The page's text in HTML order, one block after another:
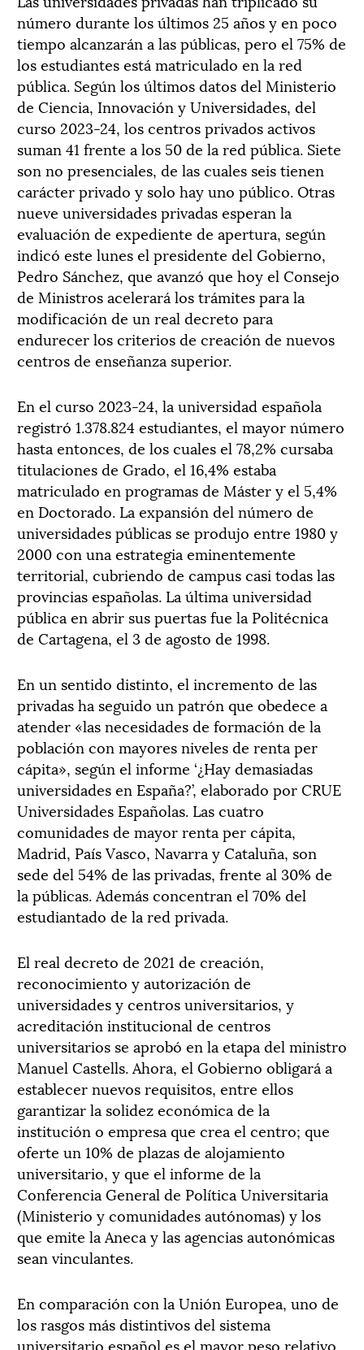
número durante los últimos 25 años y en poco
tiempo alcanzarán a las públicas, pero el 75% de
los estudiantes está matriculado en la red
pública. Según los últimos datos del Ministerio
de Ciencia, Innovación y Universidades, del
curso 2023-24, los centros privados activos
suman 41 frente a los 50 de la red pública. Siete
son no presenciales, de las cuales seis tienen
carácter privado y solo hay uno público. Otras
nueve universidades privadas esperan la
evaluación de expediente de apertura, según
indicó este lunes el presidente del Gobierno,
Pedro Sánchez, que avanzó que hoy el Consejo
de Ministros acelerará los trámites para la
modificación de un real decreto para
endurecer los criterios de creación de nuevos
centros de enseñanza superior.
En el curso 2023-24, la universidad española
registró 1.378.824 estudiantes, el mayor número
hasta entonces, de los cuales el 78,2% cursaba
titulaciones de Grado, el 16,4% estaba
matriculado en programas de Máster y el 5,4%
en Doctorado. La expansión del número de
universidades públicas se produjo entre 1980 y
2000 con una estrategia eminentemente
territorial, cubriendo de campus casi todas las
provincias españolas. La última universidad
pública en abrir sus puertas fue la Politécnica
de Cartagena, el 3 de agosto de 1998.
En un sentido distinto, el incremento de las
privadas ha seguido un patrón que obedece a
atender «las necesidades de formación de la
población con mayores niveles de renta per
cápita», según el informe ‘¿Hay demasiadas
universidades en España?’, elaborado por CRUE
Universidades Españolas. Las cuatro
comunidades de mayor renta per cápita,
Madrid, País Vasco, Navarra y Cataluña, son
sede del 54% de las privadas, frente al 30% de
la públicas. Además concentran el 70% del
estudiantado de la red privada.
El real decreto de 2021 de creación,
reconocimiento y autorización de
universidades y centros universitarios, y
acreditación institucional de centros
universitarios se aprobó en la etapa del ministro
Manuel Castells. Ahora, el Gobierno obligará a
establecer nuevos requisitos, entre ellos
garantizar la solidez económica de la
institución o empresa que crea el centro; que
oferte un 10% de plazas de alojamiento
universitario, y que el informe de la
Conferencia General de Política Universitaria
(Ministerio y comunidades autónomas) y los
que emite la Aneca y las agencias autonómicas
sean vinculantes.
En comparación con la Unión Europea, uno de
los rasgos más distintivos del sistema
universitario español es el mayor peso relativo